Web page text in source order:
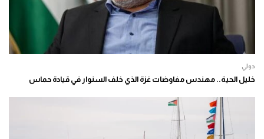
دولي
خليل الحية.. مهندس مفاوضات غزة الذي خلف السنوار في قيادة حماس